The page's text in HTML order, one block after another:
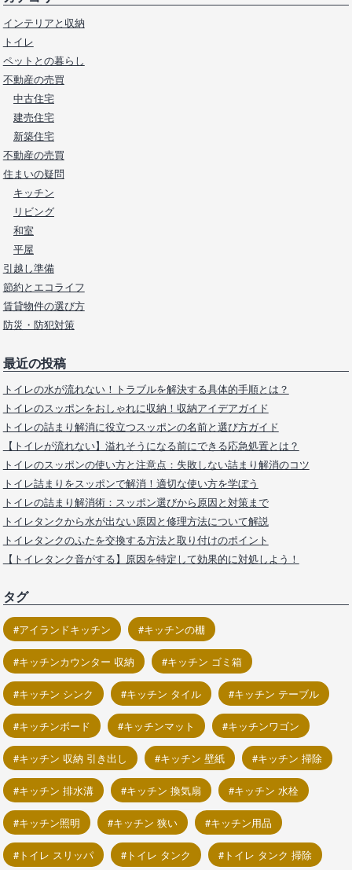
インテリアと収納
トイレ
ペットとの暮らし
不動産の売買
中古住宅
建売住宅
新築住宅
不動産の売買
住まいの疑問
キッチン
リビング
和室
平屋
引越し準備
節約とエコライフ
賃貸物件の選び方
防災・防犯対策
最近の投稿
トイレの水が流れない！トラブルを解決する具体的手順とは？
トイレのスッポンをおしゃれに収納！収納アイデアガイド
トイレの詰まり解消に役立つスッポンの名前と選び方ガイド
【トイレが流れない】溢れそうになる前にできる応急処置とは？
トイレのスッポンの使い方と注意点：失敗しない詰まり解消のコツ
トイレ詰まりをスッポンで解消！適切な使い方を学ぼう
トイレの詰まり解消術：スッポン選びから原因と対策まで
トイレタンクから水が出ない原因と修理方法について解説
トイレタンクのふたを交換する方法と取り付けのポイント
【トイレタンク音がする】原因を特定して効果的に対処しよう！
タグ
アイランドキッチン キッチンの棚
キッチンカウンター 収納 キッチン ゴミ箱
キッチン シンク キッチン タイル キッチン テーブル
キッチンボード キッチンマット キッチンワゴン
キッチン 収納 引き出し キッチン 壁紙 キッチン 掃除
キッチン 排水溝 キッチン 換気扇 キッチン 水栓
キッチン照明 キッチン 狭い キッチン用品
トイレ スリッパ トイレ タンク トイレ タンク 掃除